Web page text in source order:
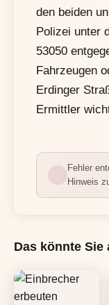
den beiden
Polizei unter
53050
Fahrzeugen
Erdinger
Ermittler
Fehler
Hinweis
Das könnte Sie